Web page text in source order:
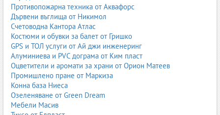
За чанти и аксесоари
Тук водещи са визията, текстурата и издръжливостта.
Естествената кожа старее благородно, докато изкуствената
запазва по-дълго първоначалния си вид, но може да се износи
по-рязко.
За интериор и тапицерии
При интериорни решения е важно да се съобразят
натоварването, светлината, влажността и стилът на
пространството.
Противопожарна техника от Аквафорс
Дървени въглища от Никимол
Счетоводна Кантора Атлас
Костюми и обувки за балет от Гришко
GPS и ТОЛ услуги от Ай джи инженеринг
Алуминиева и PVC дограма от Ким пласт
Оцветители и аромати за храни от Орион Матеев
Промишлено пране от Маркиза
Конна база Ниеса
Озеленяване от Green Dream
Мебели Масив